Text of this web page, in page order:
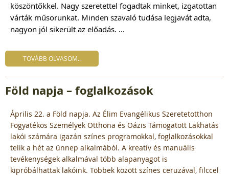
köszöntőkkel. Nagy szeretettel fogadtak minket, izgatottan
várták műsorunkat. Minden szavaló tudása legjavát adta,
nagyon jól sikerült az előadás. ...
TOVÁBB OLVASOM..
Föld napja – foglalkozások
Április 22. a Föld napja. Az Élim Evangélikus Szeretetotthon
Fogyatékos Személyek Otthona és Oázis Támogatott Lakhatás
lakói számára igazán színes programokkal, foglalkozásokkal
telik a hét az ünnep alkalmából. A kreatív és manuális
tevékenységek alkalmával több alapanyagot is
kipróbálhattak lakóink. Többek között színes ceruzával, filccel